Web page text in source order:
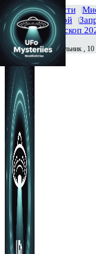
Главная Новости
Тайны вселенной
История
Гороскоп
Сегодня Понедельник ,